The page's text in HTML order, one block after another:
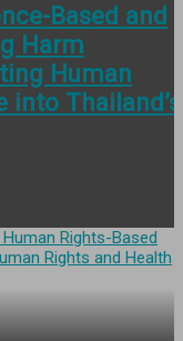
Based and
Harm
Human
Thailand’s